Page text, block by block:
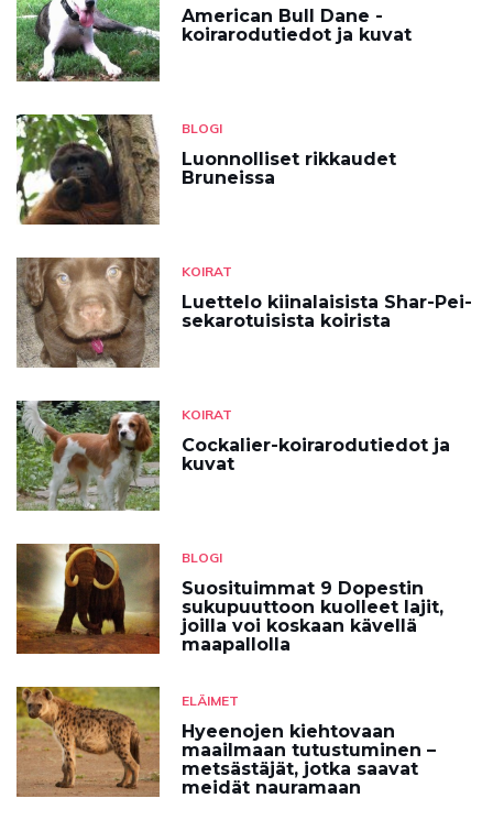
American Bull Dane -
koirarodutiedot ja kuvat
BLOGI
Luonnolliset rikkaudet
Bruneissa
KOIRAT
Luettelo kiinalaisista Shar-Pei-
sekarotuisista koirista
KOIRAT
Cockalier-koirarodutiedot ja
kuvat
BLOGI
Suosituimmat 9 Dopestin
sukupuuttoon kuolleet lajit,
joilla voi koskaan kävellä
maapallolla
ELÄIMET
Hyeenojen kiehtovaan
maailmaan tutustuminen –
metsästäjät, jotka saavat
meidät nauramaan